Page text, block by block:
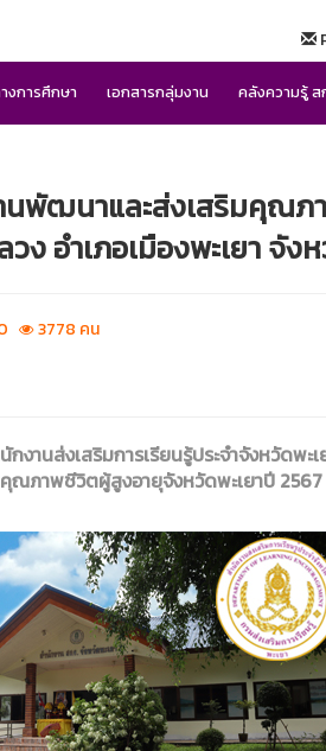
งการศึกษา เอกสารกลุ่มงาน คลังความรู้ ส
นพัฒนาและส่งเสริมคุณ
อำเภอเมืองพะเยา จัง
3778 คน
านส่งเสริมการเรียนรู้ประจำจังหวัดพ
ณภาพชีวิตผู้สูงอายุจังหวัดพะเยาปี